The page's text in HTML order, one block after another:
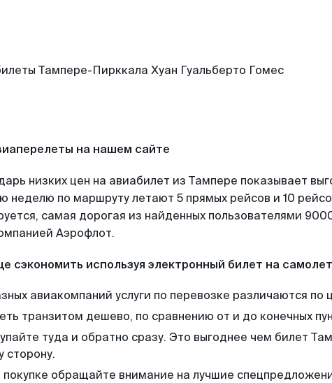
на нашем сайте
низких цен на авиабилет из Тампере показывает
неделю по маршруту летают 5 прямых рейсов и 10
самая дорогая из найденных пользователями
Аэрофлот.
сэкономить используя электронный билет на
авиакомпаний услуги по перевозке различаются по
транзитом дешево, по сравнению от и до конечных
туда и обратно сразу. Это выгоднее чем билет
сторону.
обращайте внимание на лучшие